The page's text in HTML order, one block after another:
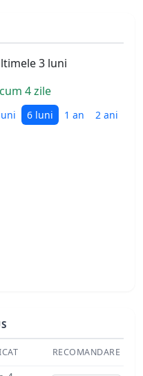
3 luni
4 zile
6 luni 1 an 2 ani
RECOMANDARE